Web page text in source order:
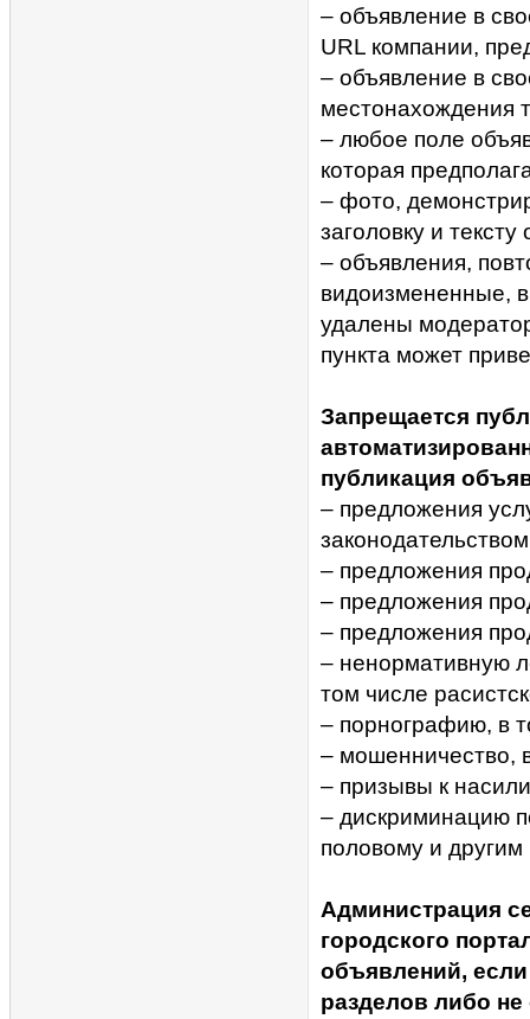
– объявление в
URL компании,
– объявление в
местонахождения
– любое поле
которая
– фото,
заголовку и
– объявления,
видоизмененные,
удалены
пункта может
Запрещается
публикация
– предложения
– предложения
– предложения
– предложения
– ненормативную
том числе
– порнографию, в
– мошенничество,
– призывы к
– дискриминацию
половому и другим
Администрация
городского
объявлений,
разделов либо